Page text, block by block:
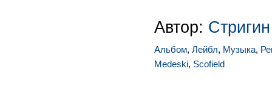
Автор:
Альбом, Лейбл, Музыка,
Medeski, Scofield